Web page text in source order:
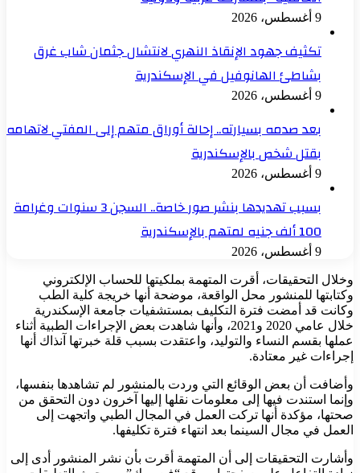
9 أغسطس، 2026
تكثيف جهود الإنقاذ النهري لانتشال جثمان شاب غرق
بشاطئ الهانوفيل في الإسكندرية
9 أغسطس، 2026
بعد صدمه بسيارته.. إحالة أوراق متهم إلى المفتي لاتهامه
بقتل شخص بالإسكندرية
9 أغسطس، 2026
بسبب تهديدها بنشر صور خاصة.. السجن 3 سنوات وغرامة
100 ألف جنيه لمتهم بالإسكندرية
9 أغسطس، 2026
وخلال التحقيقات، أقرت المتهمة بملكيتها للحساب الإلكتروني
وكتابتها للمنشور محل الواقعة، موضحة أنها خريجة كلية الطب
وكانت قد أمضت فترة التكليف بمستشفيات جامعة الإسكندرية
خلال عامي 2020 و2021، وأنها شاهدت بعض الإجراءات الطبية أثناء
عملها بقسم النساء والتوليد، واعتقدت بسبب قلة خبرتها آنذاك أنها
إجراءات غير معتادة.
وأضافت أن بعض الوقائع التي وردت بالمنشور لم تشاهدها بنفسها،
وإنما استندت فيها إلى معلومات نقلها إليها آخرون دون التحقق من
صحتها، مؤكدة أنها تركت العمل في المجال الطبي واتجهت إلى
العمل في مجال السينما بعد انتهاء فترة تكليفها.
وأشارت التحقيقات إلى أن المتهمة أقرت بأن نشر المنشور أدى إلى